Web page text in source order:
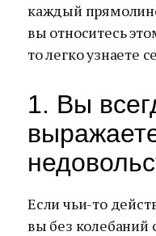
каждый
вы относитесь
то легко узнаете
1. Вы
Если чьи-то
вы без колебаний